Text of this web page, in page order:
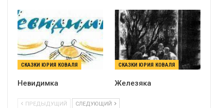
СКАЗКИ ЮРИЯ КОВАЛЯ
Невидимка
СКАЗКИ ЮРИЯ КОВАЛЯ
Железяка
ПРЕДЫДУЩИЙ СЛЕДУЮЩИЙ